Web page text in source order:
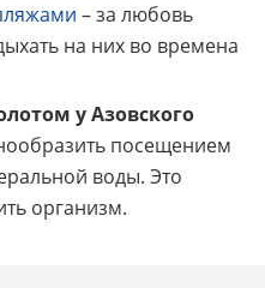
– за любовь
на них во времена
у Азовского
посещением
воды. Это
организм.